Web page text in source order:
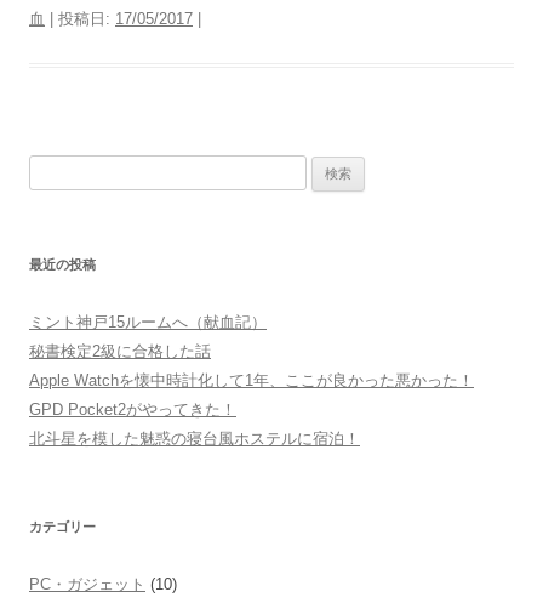
血
| 投稿日: 17/05/2017
最近の投稿
ミント神戸15ルームへ（献血記）
秘書検定2級に合格した話
Apple Watchを懐中時計化して1年、ここが良かった悪かった！
GPD Pocket2がやってきた！
北斗星を模した魅惑の寝台風ホステルに宿泊！
カテゴリー
PC・ガジェット (10)